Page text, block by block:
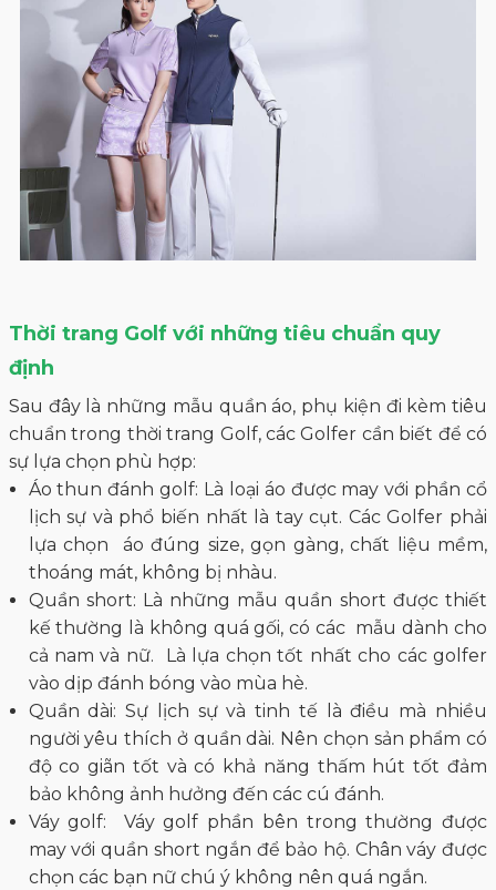
Thời trang Golf với những tiêu chuẩn quy
định
Sau đây là những mẫu quần áo, phụ kiện đi kèm tiêu
chuẩn trong thời trang Golf, các Golfer cần biết để có
sự lựa chọn phù hợp:
Áo thun đánh golf: Là loại áo được may với phần cổ
lịch sự và phổ biến nhất là tay cụt. Các Golfer phải
lựa chọn áo đúng size, gọn gàng, chất liệu mềm,
thoáng mát, không bị nhàu.
Quần short: Là những mẫu quần short được thiết
kế thường là không quá gối, có các mẫu dành cho
cả nam và nữ. Là lựa chọn tốt nhất cho các golfer
vào dịp đánh bóng vào mùa hè.
Quần dài: Sự lịch sự và tinh tế là điều mà nhiều
người yêu thích ở quần dài. Nên chọn sản phẩm có
độ co giãn tốt và có khả năng thấm hút tốt đảm
bảo không ảnh hưởng đến các cú đánh.
Váy golf: Váy golf phần bên trong thường được
may với quần short ngắn để bảo hộ. Chân váy được
chọn các bạn nữ chú ý không nên quá ngắn.